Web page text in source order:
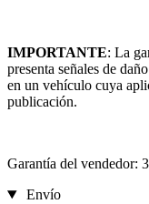
IMPORTANTE: La
presenta señales de
en un vehículo cuya
publicación.
Garantía del vendedor:
Envío